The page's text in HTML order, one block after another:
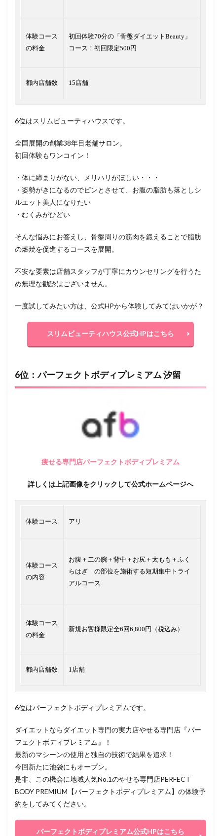
体験コース
の料金
初回体験70分の「骨盤ダイエットBeauty」
コース！初回限定500円
都内店舗数 15店舗
6位はスリムビューティハウスです。
全国展開の創業38年目老舗サロン。
初回体験もワンコイン！
・体に締まりがない、メリハリがほしい・・・
・姿勢がきになるのでピンとさせて、お腹の脂肪も落としシ
ルエット美人になりたい
・むくみがひどい
そんな悩みにお答えし、骨盤周りの筋肉を鍛えることで脂肪
の燃焼を促進するコースを展開。
不安な要素は店舗スタッフが丁寧にカウンセリングを行うた
め無理な勧誘はございません。
一度試してみたい方は、公式HPから体験してみてはいかが？
スリムビューティハウス公式HPはこちら
6位：パーフェクトボディプレミアム 汐留
痩せる専門店パーフェクトボディプレミアム
詳しくは上記画像をクリックして公式ホームページへ
体験コース アリ
体験コース
の内容
お腹＋二の腕＋背中＋お尻＋太もも＋ふく
らはぎ の部位を施術する短期集中トライ
アルコース
体験コース
の料金
新規お客様限定全6回6,800円（税込み）
都内店舗数 1店舗
6位はパーフェクトボディプレミアムです。
ダイエットならダイエット専門の実力店やせる専門店『パー
フェクトボディプレミアム』！
最新のマシーンの使用と独自の技術で結果を追求！
今回新たに池袋にもオープン。
是非、この機会に地域人気No.1のやせる専門店PERFECT
BODY PREMIUM【パーフェクトボディプレミアム】の体験予
約をしてみてください。
パーフェクトボディプレミアム公式HPはこちら